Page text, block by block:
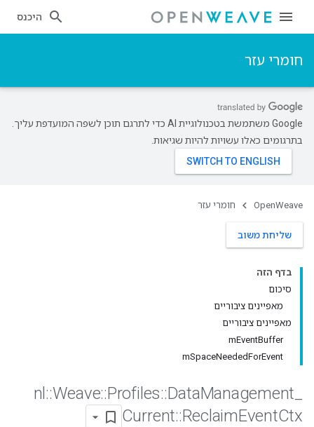
היכנס
חומרי עזר
‫Google משתמשת בטכנולוגיית AI כדי לתרגם תוכן לשפה המועדפת עליך.
בתרגומים כאלו עשויות להיות שגיאות.
OpenWeave חומרי עזר
שליחת משוב
בדף הזה
סיכום
מאפיינים ציבוריים
מאפיינים ציבוריים
mEventBuffer
mSpaceNeededForEvent
nl ::Weave::Profiles::DataManagement
Current::ReclaimEventCtx